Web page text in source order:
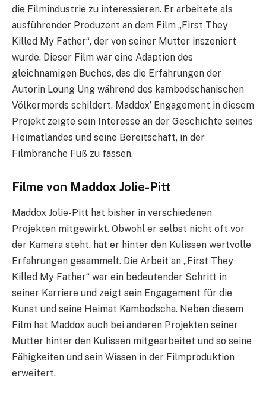
die Filmindustrie zu interessieren. Er arbeitete als
ausführender Produzent an dem Film „First They
Killed My Father“, der von seiner Mutter inszeniert
wurde. Dieser Film war eine Adaption des
gleichnamigen Buches, das die Erfahrungen der
Autorin Loung Ung während des kambodschanischen
Völkermords schildert. Maddox’ Engagement in diesem
Projekt zeigte sein Interesse an der Geschichte seines
Heimatlandes und seine Bereitschaft, in der
Filmbranche Fuß zu fassen.
Filme von Maddox Jolie-Pitt
Maddox Jolie-Pitt hat bisher in verschiedenen
Projekten mitgewirkt. Obwohl er selbst nicht oft vor
der Kamera steht, hat er hinter den Kulissen wertvolle
Erfahrungen gesammelt. Die Arbeit an „First They
Killed My Father“ war ein bedeutender Schritt in
seiner Karriere und zeigt sein Engagement für die
Kunst und seine Heimat Kambodscha. Neben diesem
Film hat Maddox auch bei anderen Projekten seiner
Mutter hinter den Kulissen mitgearbeitet und so seine
Fähigkeiten und sein Wissen in der Filmproduktion
erweitert.